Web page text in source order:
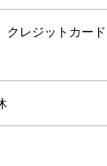
クレジットカード